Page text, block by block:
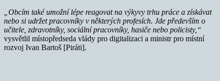
„Obcím také umožní lépe reagovat na výkyvy trhu práce a získávat
nebo si udržet pracovníky v některých profesích. Jde především o
učitele, zdravotníky, sociální pracovníky, hasiče nebo policisty,“
vysvětlil místopředseda vlády pro digitalizaci a ministr pro místní
rozvoj Ivan Bartoš [Piráti].